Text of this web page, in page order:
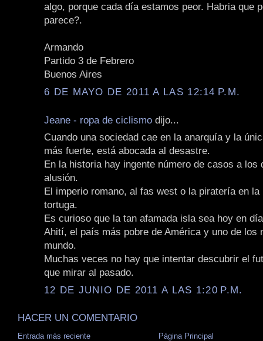
algo, porque cada día estamos peor. Habria que
parece?.
Armando
Partido 3 de Febrero
Buenos Aires
6 DE MAYO DE 2011 A LAS 12:14 P.M.
Jeane - ropa de ciclismo dijo...
Cuando una sociedad cae en la anarquía y la
más fuerte, está abocada al desastre.
En la historia hay ingente número de casos a los
alusión.
El imperio romano, al fas west o la piratería en la
tortuga.
Es curioso que la tan afamada isla sea hoy en
Ahití, el país más pobre de América y uno de los
mundo.
Muchas veces no hay que intentar descubrir el
que mirar al pasado.
12 DE JUNIO DE 2011 A LAS 1:20 P.M.
HACER UN COMENTARIO
Entrada más reciente Página Principal